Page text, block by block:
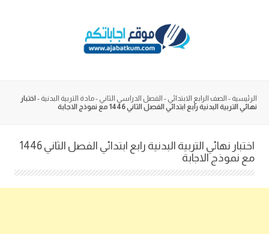
الرئيسية - الصف الرابع الابتدائي - الفصل الدراسي الثاني -مادة التربية البدنية - اختبار
نهائي التربية البدنية رابع ابتدائي الفصل الثاني 1446 مع نموذج الاجابة
اختبار نهائي التربية البدنية رابع ابتدائي الفصل الثاني 1446
مع نموذج الاجابة